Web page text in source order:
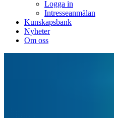
Logga in
Intresseanmälan
Kunskapsbank
Nyheter
Om oss